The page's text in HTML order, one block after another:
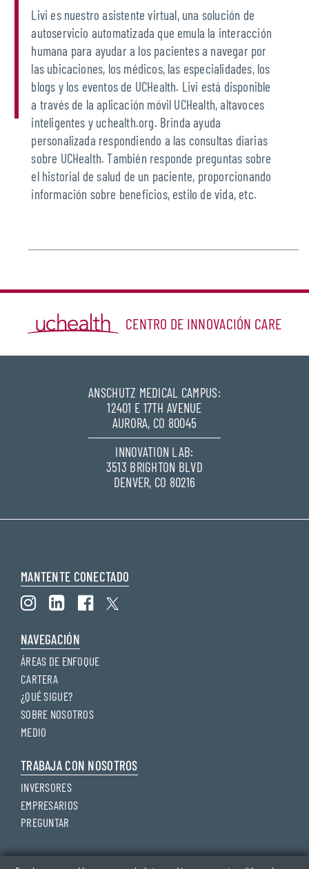
Livi es nuestro asistente virtual, una solución de
autoservicio automatizada que emula la interacción
humana para ayudar a los pacientes a navegar por
las ubicaciones, los médicos, las especialidades, los
blogs y los eventos de UCHealth. Livi está disponible
a través de la aplicación móvil UCHealth, altavoces
inteligentes y uchealth.org. Brinda ayuda
personalizada respondiendo a las consultas diarias
sobre UCHealth. También responde preguntas sobre
el historial de salud de un paciente, proporcionando
información sobre beneficios, estilo de vida, etc.
CENTRO DE INNOVACIÓN CARE
ANSCHUTZ MEDICAL CAMPUS:
12401 E 17TH AVENUE
AURORA, CO 80045
INNOVATION LAB:
3513 BRIGHTON BLVD
DENVER, CO 80216
MANTENTE CONECTADO
NAVEGACIÓN
ÁREAS DE ENFOQUE
CARTERA
¿QUÉ SIGUE?
SOBRE NOSOTROS
MEDIO
TRABAJA CON NOSOTROS
INVERSORES
EMPRESARIOS
PREGUNTAR